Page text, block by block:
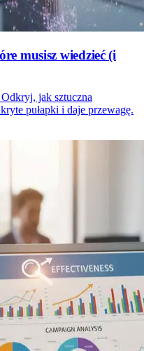
musisz wiedzieć (i
jak sztuczna
pułapki i daje przewagę.